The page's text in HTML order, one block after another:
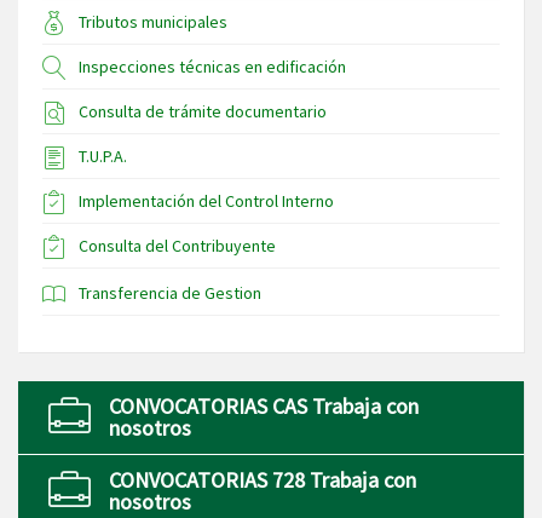
Tributos municipales
Inspecciones técnicas en edificación
Consulta de trámite documentario
T.U.P.A.
Implementación del Control Interno
Consulta del Contribuyente
Transferencia de Gestion
CONVOCATORIAS CAS Trabaja con
nosotros
CONVOCATORIAS 728 Trabaja con
nosotros